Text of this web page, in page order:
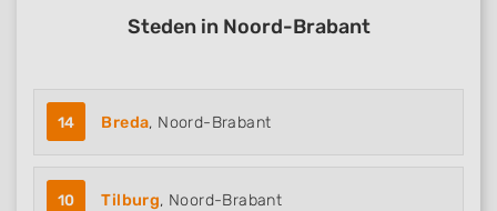
Steden in Noord-Brabant
14 Breda, Noord-Brabant
10 Tilburg, Noord-Brabant